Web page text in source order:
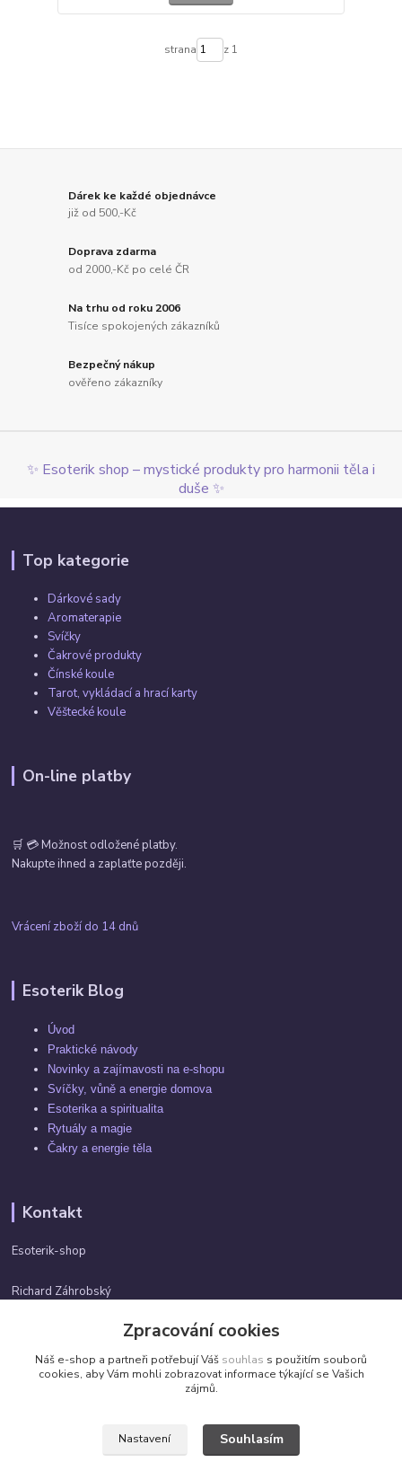
strana z 1
Dárek ke každé objednávce
již od 500,-Kč
Doprava zdarma
od 2000,-Kč po celé ČR
Na trhu od roku 2006
Tisíce spokojených zákazníků
Bezpečný nákup
ověřeno zákazníky
✨ Esoterik shop – mystické produkty pro harmonii těla i
duše ✨
Top kategorie
Dárkové sady
Aromaterapie
Svíčky
Čakrové produkty
Čínské koule
Tarot, vykládací a hrací karty
Věštecké koule
On-line platby
🛒 💳 Možnost odložené platby.
Nakupte ihned a zaplaťte později.
Vrácení zboží do 14 dnů
Esoterik Blog
Úvod
Praktické návody
Novinky a zajímavosti na e-shopu
Svíčky, vůně a energie domova
Esoterika a spiritualita
Rytuály a magie
Čakry a energie těla
Kontakt
Esoterik-shop
Richard Záhrobský
info@esoterik-shop.cz
Zpracování cookies
Náš e-shop a partneři potřebují Váš souhlas s použitím souborů
cookies, aby Vám mohli zobrazovat informace týkající se Vašich
zájmů.
Nastavení Souhlasím